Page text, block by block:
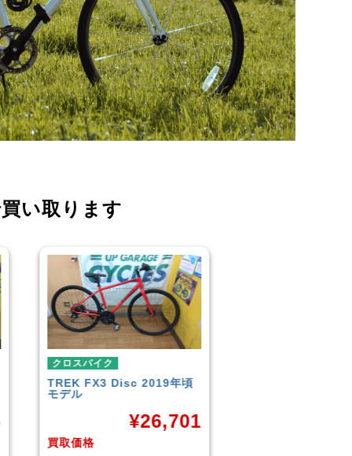
い取ります
クロスバイク
イオンバイクモーメンタム
買取価格
¥6,043